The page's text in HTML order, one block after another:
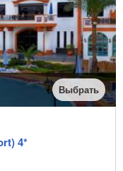
Выбрать
4*